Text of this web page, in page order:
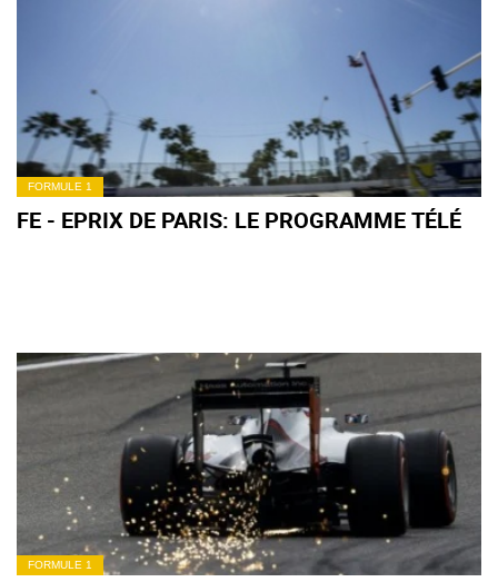
FORMULE 1
FE - EPRIX DE PARIS: LE PROGRAMME TÉLÉ
FORMULE 1